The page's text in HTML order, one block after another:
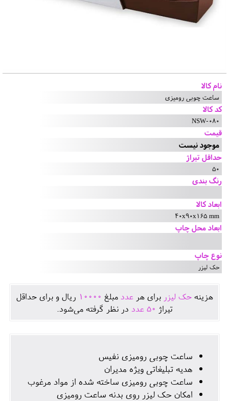
نام کالا
ساعت چوبی رومیزی
کد کالا
NSW-080
قیمت
موجود نیست
حداقل تیراژ
50
رنگ بندی
ابعاد کالا
40x90x165 mm
ابعاد محل چاپ
نوع چاپ
حک لیزر
هزينهحک لیزر برای هرعدد مبلغ 10000 ريال و برای حداقل
تيراژ 50 عدد در نظر گرفته می‌شود.
ساعت چوبی رومیزی نفیس
هدیه تبلیغاتی ویژه مدیران
ساعت چوبی رومیزی ساخته شده از مواد مرغوب
امکان حک لیزر روی بدنه ساعت رومیزی